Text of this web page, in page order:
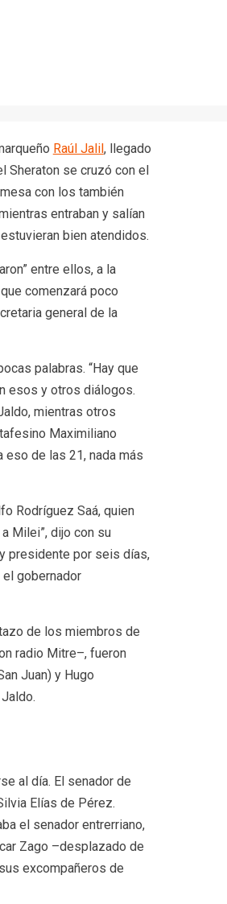
Raúl Jalil, llegado
Sheraton se cruzó con el
con los también
entraban y salían
bien atendidos.
entre ellos, a la
comenzará poco
general de la
palabras. “Hay que
esos y otros diálogos.
mientras otros
Maximiliano
eso de las 21, nada más
Rodríguez Saá, quien
Milei”, dijo con su
presidente por seis días,
gobernador
de los miembros de
radio Mitre–, fueron
Juan) y Hugo
al día. El senador de
Elías de Pérez.
el senador entrerriano,
Zago –desplazado de
excompañeros de